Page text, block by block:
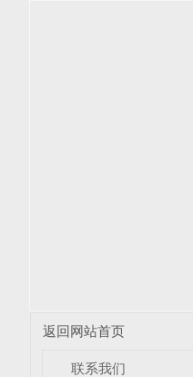
返回网站首页
联系我们